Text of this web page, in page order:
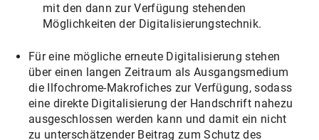
mit den dann zur Verfügung stehenden
Möglichkeiten der Digitalisierungstechnik.
Für eine mögliche erneute Digitalisierung stehen
über einen langen Zeitraum als Ausgangsmedium
die Ilfochrome-Makrofiches zur Verfügung, sodass
eine direkte Digitalisierung der Handschrift nahezu
ausgeschlossen werden kann und damit ein nicht
zu unterschätzender Beitrag zum Schutz des